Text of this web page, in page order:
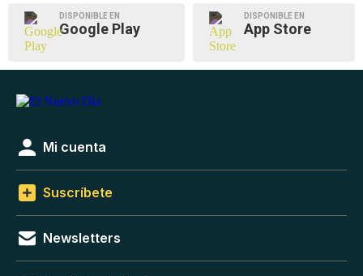
DISPONIBLE EN
Google Play
DISPONIBLE EN
App Store
Mi cuenta
Suscríbete
Newsletters